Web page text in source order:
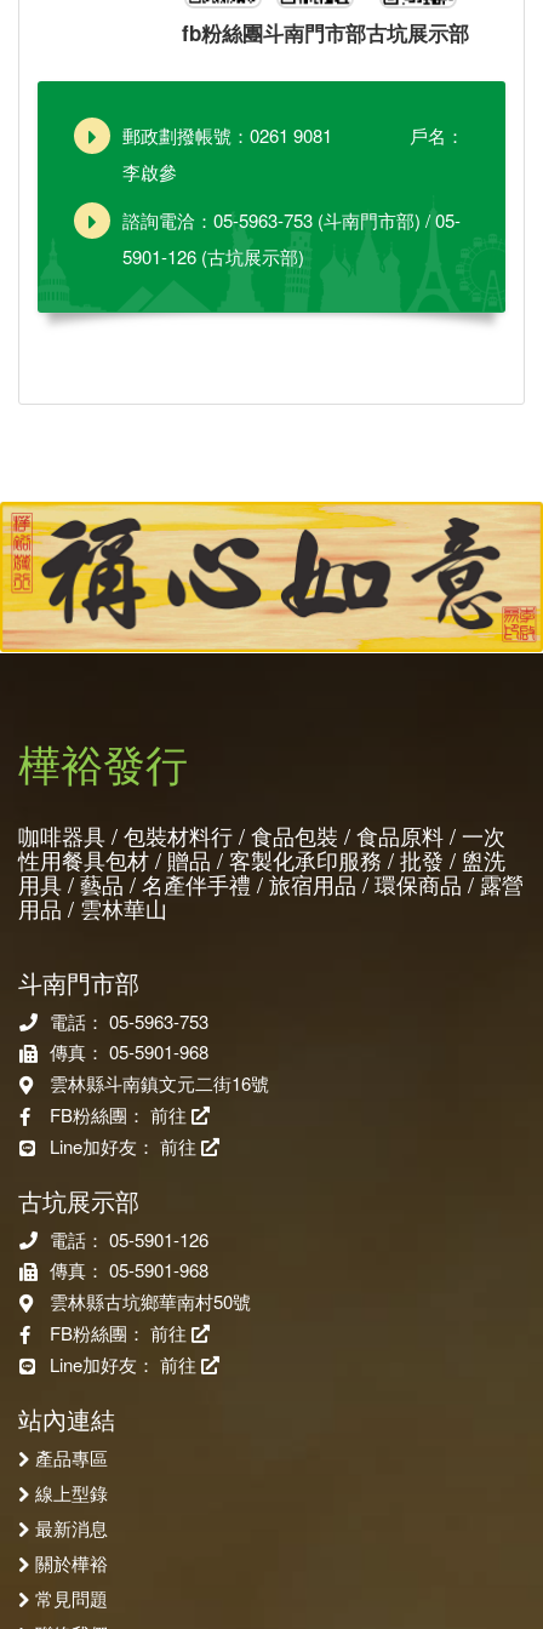
fb粉絲團斗南門市部古坑展示部
郵政劃撥帳號：0261 9081 戶名：
李啟參
諮詢電洽：05-5963-753 (斗南門市部) / 05-
5901-126 (古坑展示部)
樺裕發行
咖啡器具 / 包裝材料行 / 食品包裝 / 食品原料 / 一次
性用餐具包材 / 贈品 / 客製化承印服務 / 批發 / 盥洗
用具 / 藝品 / 名產伴手禮 / 旅宿用品 / 環保商品 / 露營
用品 / 雲林華山
斗南門市部
電話： 05-5963-753
傳真： 05-5901-968
雲林縣斗南鎮文元二街16號
FB粉絲團： 前往
Line加好友： 前往
古坑展示部
電話： 05-5901-126
傳真： 05-5901-968
雲林縣古坑鄉華南村50號
FB粉絲團： 前往
Line加好友： 前往
站內連結
產品專區
線上型錄
最新消息
關於樺裕
常見問題